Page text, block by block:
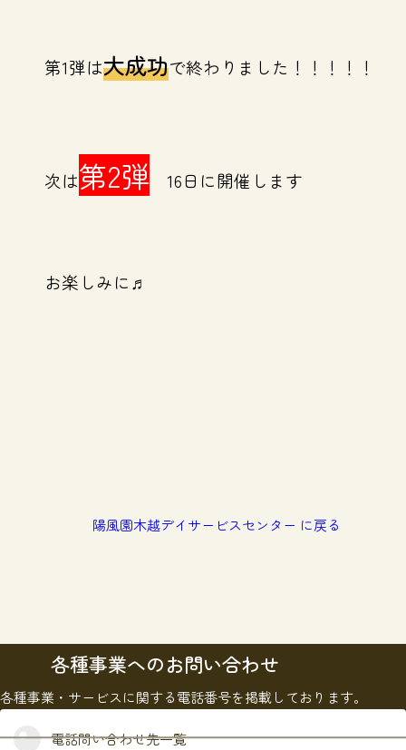
第1弾は大成功で終わりました！！！！！
次は第2弾 16日に開催します
お楽しみに♬
陽風園木越デイサービスセンター に戻る
各種事業へのお問い合わせ
各種事業・サービスに関する電話番号を掲載しております。
電話問い合わせ先一覧